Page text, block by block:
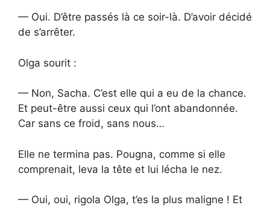
— Oui. D’être passés là ce soir-là. D’avoir décidé
de s’arrêter.
Olga sourit :
— Non, Sacha. C’est elle qui a eu de la chance.
Et peut-être aussi ceux qui l’ont abandonnée.
Car sans ce froid, sans nous…
Elle ne termina pas. Pougna, comme si elle
comprenait, leva la tête et lui lécha le nez.
— Oui, oui, rigola Olga, t’es la plus maligne ! Et